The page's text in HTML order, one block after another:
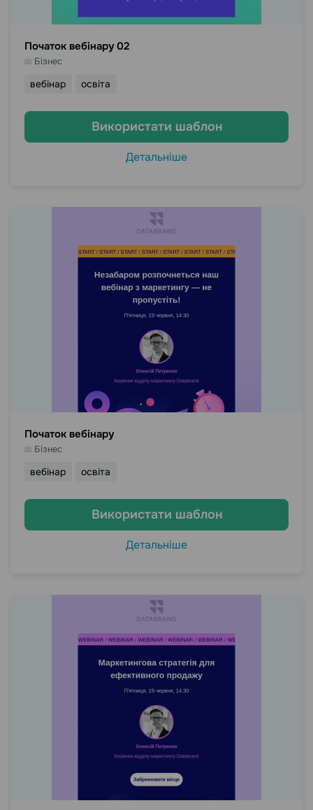
Початок вебінару 02
Бізнес
вебінар освіта
Використати шаблон
Детальніше
Початок вебінару
Бізнес
вебінар освіта
Використати шаблон
Детальніше